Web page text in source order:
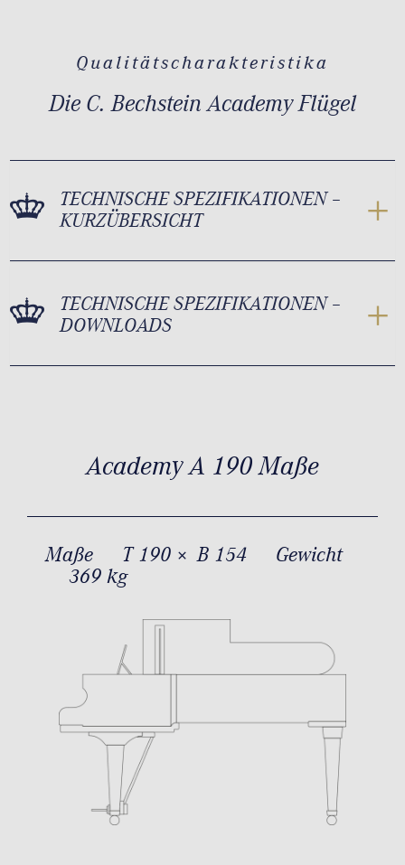
Qualitätscharakteristika
Die C. Bechstein Academy Flügel
TECHNISCHE SPEZIFIKATIONEN –
KURZÜBERSICHT
TECHNISCHE SPEZIFIKATIONEN –
DOWNLOADS
Academy A 190 Maße
Maße T 190 × B 154
Gewicht
369 kg